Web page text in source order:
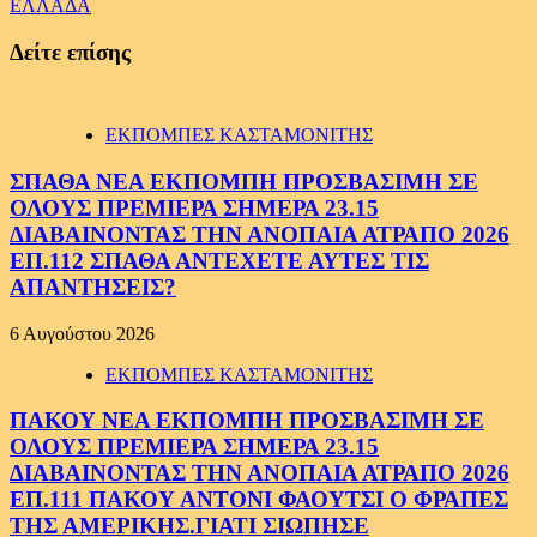
ΕΛΛΑΔΑ
Δείτε επίσης
ΕΚΠΟΜΠΕΣ ΚΑΣΤΑΜΟΝΙΤΗΣ
ΣΠΑΘΑ ΝΕΑ ΕΚΠΟΜΠΗ ΠΡΟΣΒΑΣΙΜΗ ΣΕ
ΟΛΟΥΣ ΠΡΕΜΙΕΡΑ ΣΗΜΕΡΑ 23.15
ΔΙΑΒΑΙΝΟΝΤΑΣ ΤΗΝ ΑΝΟΠΑΙΑ ΑΤΡΑΠΟ 2026
ΕΠ.112 ΣΠΑΘΑ ΑΝΤΕΧΕΤΕ ΑΥΤΕΣ ΤΙΣ
ΑΠΑΝΤΗΣΕΙΣ?
6 Αυγούστου 2026
ΕΚΠΟΜΠΕΣ ΚΑΣΤΑΜΟΝΙΤΗΣ
ΠΑΚΟΥ ΝΕΑ ΕΚΠΟΜΠΗ ΠΡΟΣΒΑΣΙΜΗ ΣΕ
ΟΛΟΥΣ ΠΡΕΜΙΕΡΑ ΣΗΜΕΡΑ 23.15
ΔΙΑΒΑΙΝΟΝΤΑΣ ΤΗΝ ΑΝΟΠΑΙΑ ΑΤΡΑΠΟ 2026
ΕΠ.111 ΠΑΚΟΥ ΑΝΤΟΝΙ ΦΑΟΥΤΣΙ Ο ΦΡΑΠΕΣ
ΤΗΣ ΑΜΕΡΙΚΗΣ.ΓΙΑΤΙ ΣΙΩΠΗΣΕ